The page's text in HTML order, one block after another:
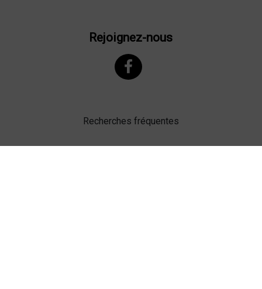
Rejoignez-nous
Recherches fréquentes